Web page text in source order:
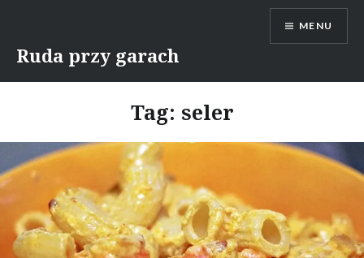
content
Ruda przy garach
MENU
Tag: seler